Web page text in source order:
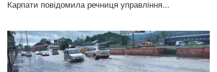
Карпати повідомила речниця управління...